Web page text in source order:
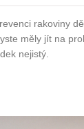
rakoviny
měly jít na
nejistý.